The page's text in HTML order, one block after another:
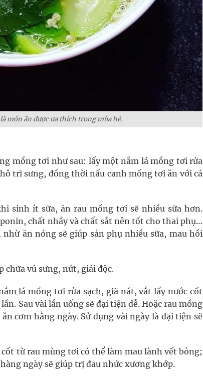
món ăn được ưa thích trong mùa hè.
mồng tơi như sau: lấy một nắm lá mồng tơi rửa
trĩ sưng, đồng thời nấu canh mồng tơi ăn với cá
sinh ít sữa, ăn rau mồng tơi sẽ nhiều sữa hơn.
chất nhầy và chất sắt nên tốt cho thai phụ…
ăn nóng sẽ giúp sản phụ nhiều sữa, mau hồi
chữa vú sưng, nứt, giải độc.
lá mồng tơi rửa sạch, giã nát, vắt lấy nước cốt
Sau vài lần uống sẽ đại tiện dễ. Hoặc rau mồng
cơm hằng ngày. Sử dụng vài ngày là đại tiện sẽ
cốt từ rau mùng tơi có thể làm mau lành vết bỏng;
ngày sẽ giúp trị đau nhức xương khớp.